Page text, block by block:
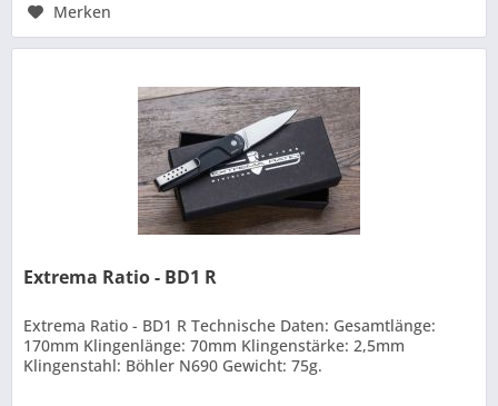
Merken
Extrema Ratio - BD1 R
Extrema Ratio - BD1 R Technische Daten: Gesamtlänge:
170mm Klingenlänge: 70mm Klingenstärke: 2,5mm
Klingenstahl: Böhler N690 Gewicht: 75g.